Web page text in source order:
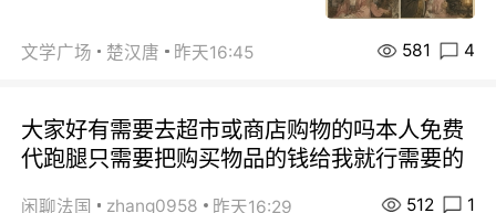
文学广场 楚汉唐 昨天16:45 581 4
大家好有需要去超市或商店购物的吗本人免费
代跑腿只需要把购买物品的钱给我就行需要的
闲聊法国 zhang0958 昨天16:29 512 1